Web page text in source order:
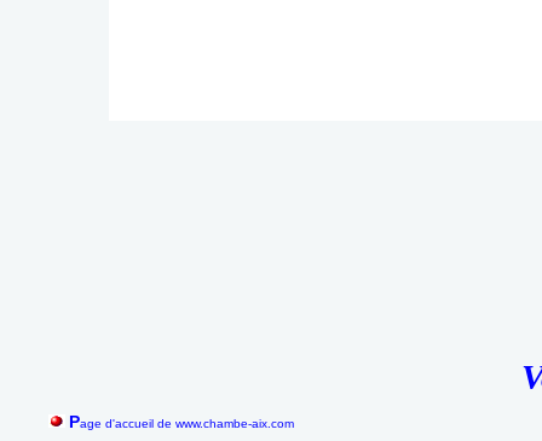
Page d'accueil de www.chambe-aix.com